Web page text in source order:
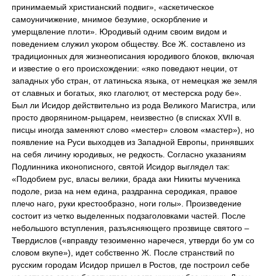
принимаемый христианский подвиг», «аскетическое
самоуничижение, мнимое безумие, оскорбление и
умерщвление плоти». Юродивый одним своим видом и
поведением служил укором обществу. Все Ж. составлено из
традиционных для жизнеописания юродивого блоков, включая
и известие о его происхождении: «яко поведают неции, от
западных убо стран, от латиньска языка, от немецкая же земля
от славных и богатых, яко глаголют, от местерска роду бе».
Был ли Исидор действительно из рода Великого Магистра, или
просто дворянином-рыцарем, неизвестно (в списках XVII в.
писцы иногда заменяют слово «местер» словом «мастер»), но
появление на Руси выходцев из Западной Европы, принявших
на себя личину юродивых, не редкость. Согласно указаниям
Подлинника иконописного, святой Исидор выглядел так:
«Подобием рус, власы велики, брада аки Никиты мученика
подоле, риза на нем едина, раздранна серодикая, правое
плечо наго, руки крестообразно, ноги голы». Произведение
состоит из четко выделенных подзаголовками частей. После
небольшого вступления, разъясняющего прозвище святого –
Твердислов («вправду тезоименно наречеся, утверди бо ум со
словом вкупе»), идет собственно Ж. После странствий по
русским городам Исидор пришел в Ростов, где построил себе